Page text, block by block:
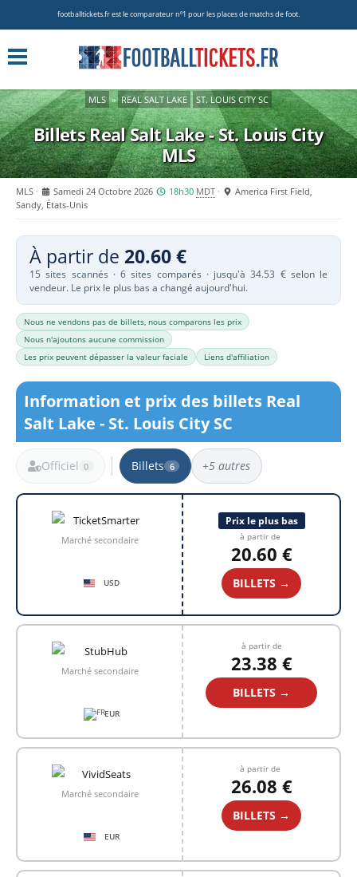
footballtickets.fr est le comparateur nº1 pour les places de matchs de foot.
MLS » REAL SALT LAKE ST. LOUIS CITY SC
Billets Real Salt Lake - St. Louis City
MLS
MLS Samedi 24 Octobre 2026 18h30 MDT
America First Field,
Sandy, États-Unis
À partir de 20.60 €
15 sites scannés · 6 sites comparés · jusqu'à 34.53 € selon le
vendeur. Le prix le plus bas a changé aujourd'hui.
Nous ne vendons pas de billets, nous comparons les prix
Nous n'ajoutons aucune commission
Les prix peuvent dépasser la valeur faciale
Liens d'affiliation
Information et prix des billets Real
Salt Lake - St. Louis City SC
Officiel 0 Billets 6 +5 autres
6 résultats
Marché secondaire
USD
Prix le plus bas
à partir de
20.60 €
BILLETS →
Marché secondaire
EUR
à partir de
23.38 €
BILLETS →
Marché secondaire
EUR
à partir de
26.08 €
BILLETS →